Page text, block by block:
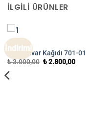
İLGILI ÜRÜNLER
İndirim!
RINA
Rina Duvar Kağıdı 701-01
₺3.000,00 Orijinal
₺2.800,00Şu